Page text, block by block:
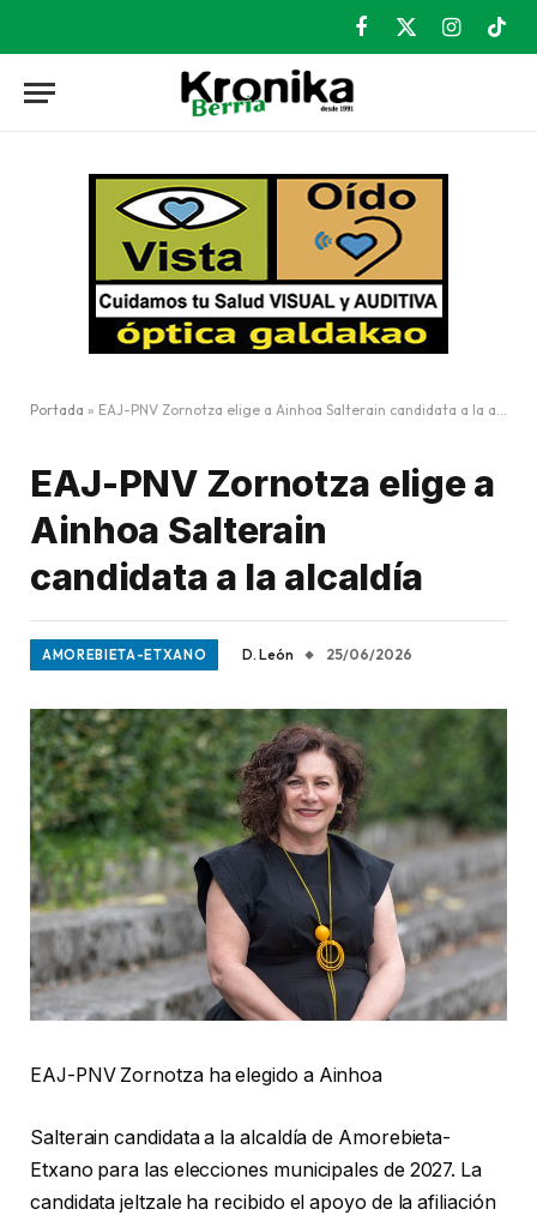
Facebook
X
Instagram
Portada » EAJ-PNV Zornotza elige a Ainhoa Salterain candidata a la alcaldía
EAJ-PNV Zornotza elige a
Ainhoa Salterain
candidata a la alcaldía
AMOREBIETA-ETXANO D. León 25/06/2026
EAJ-PNV Zornotza ha elegido a Ainhoa
Salterain candidata a la alcaldía de Amorebieta-
Etxano para las elecciones municipales de 2027. La
candidata jeltzale ha recibido el apoyo de la afiliación